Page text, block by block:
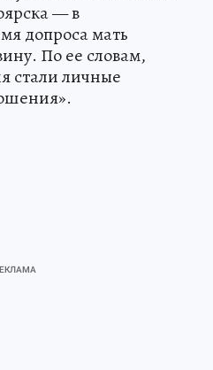
— в
допроса мать
По ее словам,
стали личные